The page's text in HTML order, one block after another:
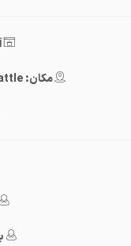
مکان: United States of America/Seattle